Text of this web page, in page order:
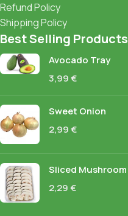
Refund Policy
Shipping Policy
Best Selling Products
Avocado Tray
3,99€
Sweet Onion
2,99€
Sliced Mushroom
2,29€